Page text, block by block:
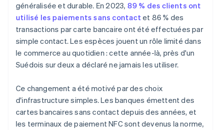
généralisée et durable. En 2023, 89 % des clients ont
utilisé les paiements sans contact et 86 % des
transactions par carte bancaire ont été effectuées par
simple contact. Les espèces jouent un rôle limité dans
le commerce au quotidien : cette année-là, près d'un
Suédois sur deux a déclaré ne jamais les utiliser.
Ce changement a été motivé par des choix
d'infrastructure simples. Les banques émettent des
cartes bancaires sans contact depuis des années, et
les terminaux de paiement NFC sont devenus la norme,